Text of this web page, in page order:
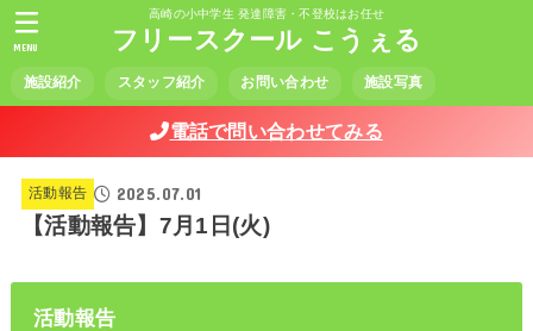
高崎の小中学生 発達障害・不登校はお任せ
フリースクール こうぇる
施設紹介 スタッフ紹介 お問い合わせ 施設写真
MENU
電話で問い合わせてみる
活動報告 2025.07.01
【活動報告】7月1日(火)
活動報告